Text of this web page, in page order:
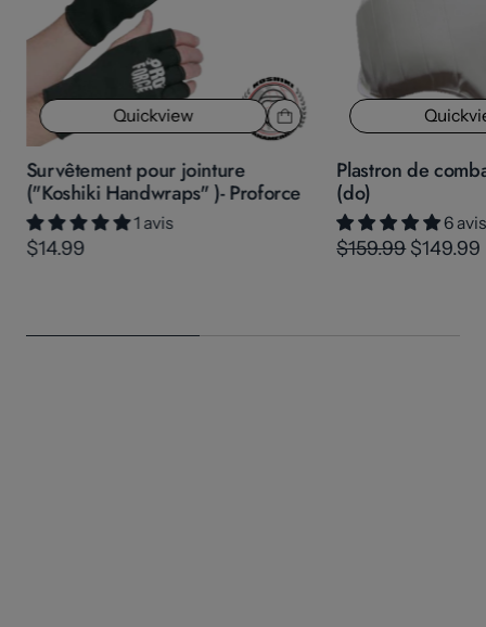
Quickview
Survêtement pour jointure
("Koshiki Handwraps" )- Proforce
1 avis
$14.99
Plastron de
(do)
6 avis
$159.99 $149.99